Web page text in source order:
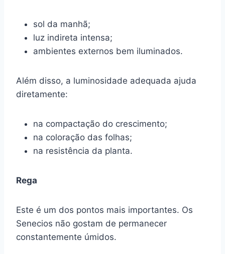
sol da manhã;
luz indireta intensa;
ambientes externos bem iluminados.
Além disso, a luminosidade adequada ajuda
diretamente:
na compactação do crescimento;
na coloração das folhas;
na resistência da planta.
Rega
Este é um dos pontos mais importantes. Os
Senecios não gostam de permanecer
constantemente úmidos.